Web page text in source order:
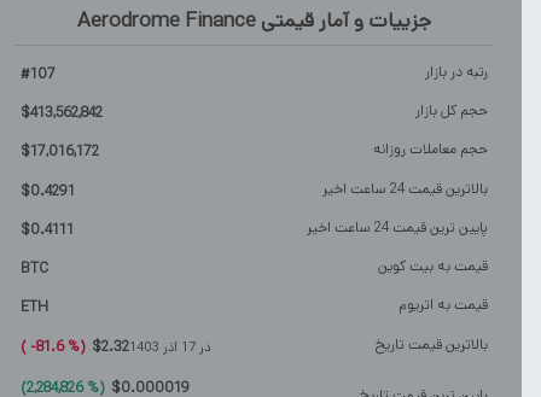
جزییات و آمار قیمتیAerodrome Finance
رتبه در بازار #107
حجم کل بازار
$413,562,842
حجم معاملات روزانه
$17,016,172
بالاترین قیمت 24 ساعت اخیر
$0.4291
پایین ترین قیمت 24 ساعت اخیر
$0.4111
قیمت به بیت کوین
BTC
قیمت به اتریوم
ETH
بالاترین قیمت تاریخ
(
%
81.6-
) $2.32 17 آذر 1403
(
%
2,284,826
) $0.000019